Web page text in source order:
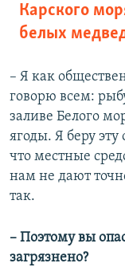
Карского
белых
– Я как
говорю всем:
заливе Белого
ягоды. Я беру эту
что местные
нам не дают
так.
– Поэтому вы
загрязнено?